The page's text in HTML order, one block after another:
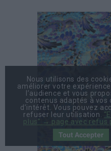
Nous utilisons des
améliorer votre
l’audience et vous
contenus adaptés à vos
d’intérêt. Vous pouvez
refuser leur utilisation.
plus” → page avec refus
Tout Accepter